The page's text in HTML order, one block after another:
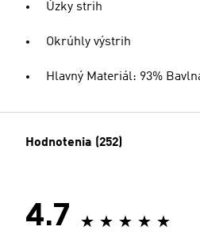
Úzky strih
Okrúhly výstrih
Hlavný Materiál: 93%
Hodnotenia (252)
4.7